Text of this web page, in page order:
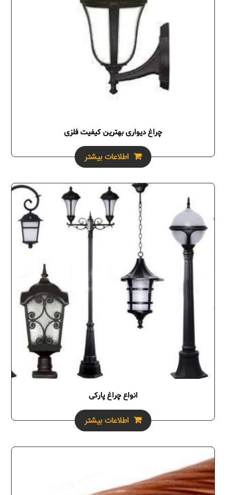
چراغ دیواری بهترین کیفیت فلزی
اطلاعات بیشتر
انواع چراغ پارکی
اطلاعات بیشتر